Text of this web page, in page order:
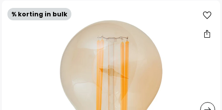
% korting in bulk
Ga
naar